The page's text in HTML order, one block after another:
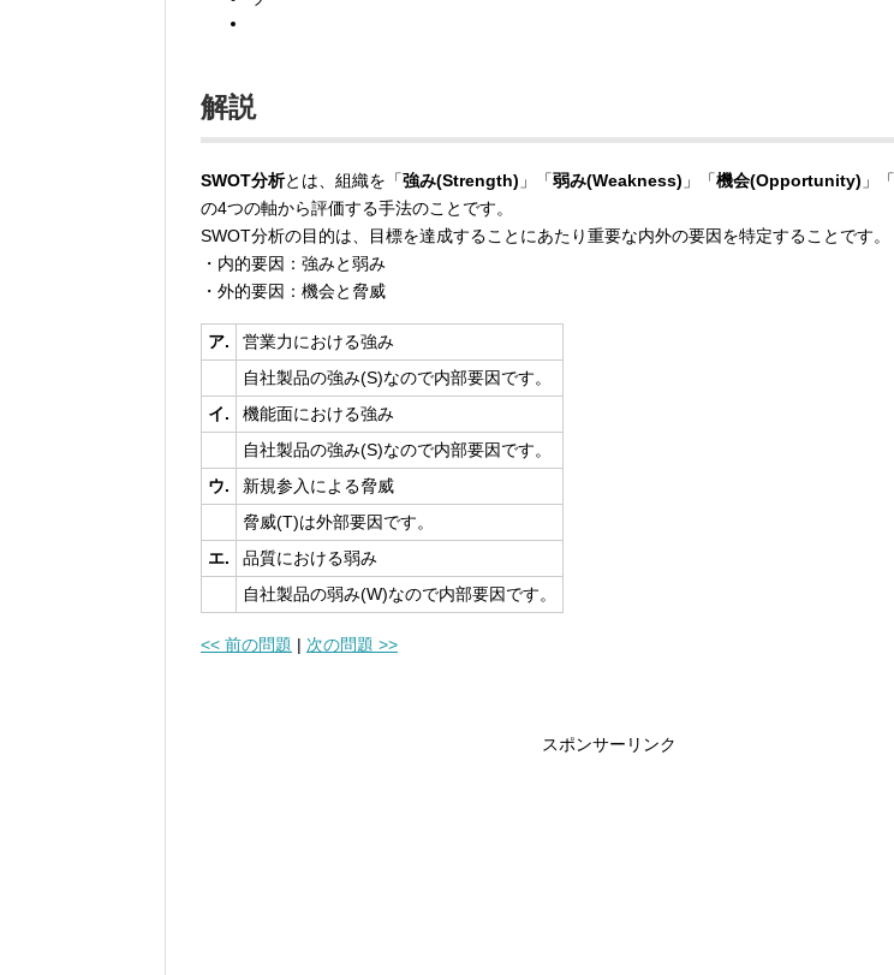
解説
SWOT分析とは、組織を「強み(Strength) 」「弱み(Weakness) 」「機会(Opportunity) 」「
の4つの軸から評価する手法のことです。
SWOT分析の目的は、目標を達成することにあたり重要な内外の要因を特定することです。
・内的要因：強みと弱み
・外的要因：機会と脅威
ア.
営業力における強み
自社製品の強み(S)なので内部要因です。
イ.
機能面における強み
自社製品の強み(S)なので内部要因です。
ウ.
新規参入による脅威
脅威(T)は外部要因です。
エ.
品質における弱み
自社製品の弱み(W)なので内部要因です。
<< 前の問題 | 次の問題 >>
スポンサーリンク